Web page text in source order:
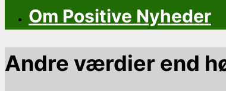
Om Positive Nyheder
Andre værdier end